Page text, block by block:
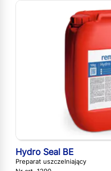
Hydro Seal BE
Preparat uszczelniający